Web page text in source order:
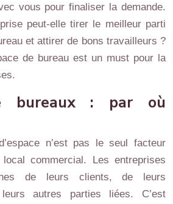
vous pour finaliser la demande.
peut-elle tirer le meilleur parti
et attirer de bons travailleurs ?
de bureau est un must pour la
bureaux : par où
n’est pas le seul facteur
commercial. Les entreprises
de leurs clients, de leurs
autres parties liées. C’est